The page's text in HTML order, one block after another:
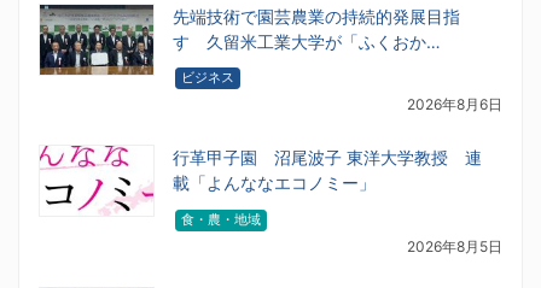
先端技術で園芸農業の持続的発展目指
す 久留米工業大学が「ふくおか…
ビジネス
2026年8月6日
行革甲子園 沼尾波子 東洋大学教授 連
載「よんななエコノミー」
食・農・地域
2026年8月5日